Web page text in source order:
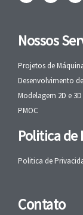
Nossos
Projetos de
Desenvolvimento
Modelagem 2D e 3D
PMOC
Politica de
Politica de
Contato